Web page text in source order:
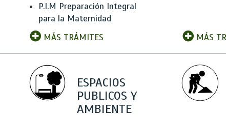
P.I.M Preparación Integral
para la Maternidad
MÁS TRÁMITES
MÁS
ESPACIOS
PUBLICOS Y
AMBIENTE